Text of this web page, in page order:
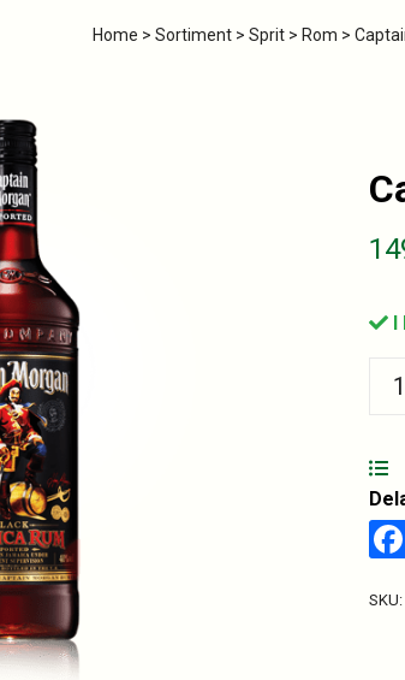
Home > Sortiment> Sprit> Rom >
I
70
cl.
SKU: